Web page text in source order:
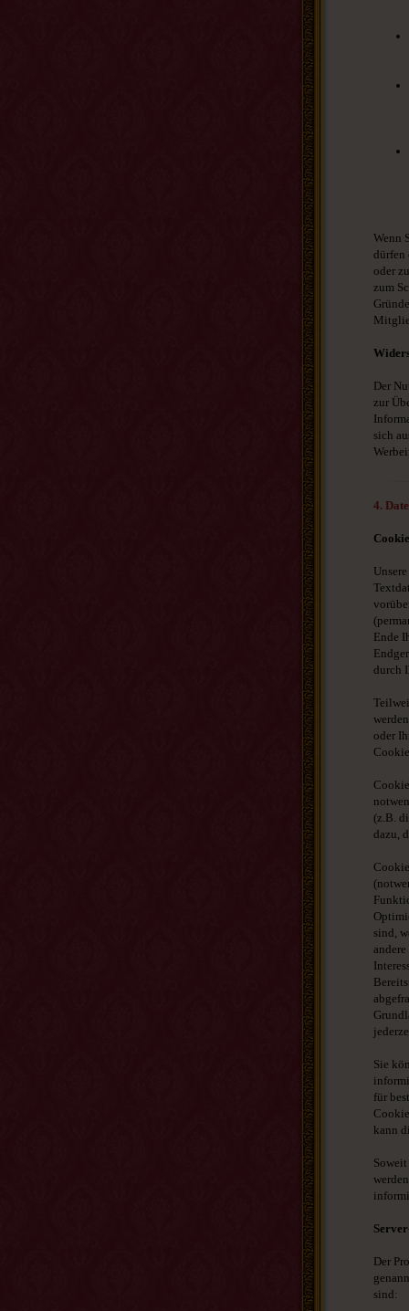
Wenn
dürfen
oder
zum
Der
zur
sich
4.
Ende
durch
oder
(z.B.
dazu,
sind,
Sie
für
kann
Der
sind: